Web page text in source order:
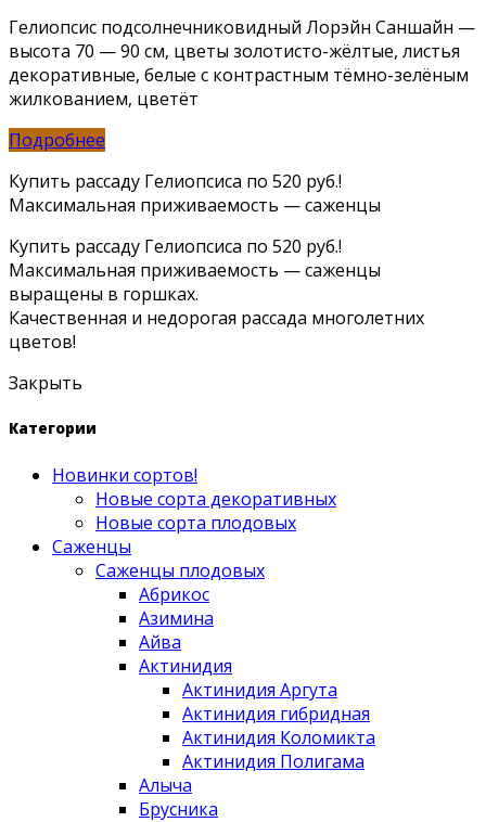
Гелиопсис подсолнечниковидный Лорэйн Саншайн —
высота 70 — 90 см, цветы золотисто-жёлтые, листья
декоративные, белые с контрастным тёмно-зелёным
жилкованием, цветёт
Подробнее
Купить рассаду Гелиопсиса по 520 руб.!
Максимальная приживаемость — саженцы
Купить рассаду Гелиопсиса по 520 руб.!
Максимальная приживаемость — саженцы
выращены в горшках.
Качественная и недорогая рассада многолетних
цветов!
Закрыть
Категории
Новинки сортов!
Новые сорта декоративных
Новые сорта плодовых
Саженцы
Саженцы плодовых
Абрикос
Азимина
Айва
Актинидия
Актинидия Аргута
Актинидия гибридная
Актинидия Коломикта
Актинидия Полигама
Алыча
Брусника